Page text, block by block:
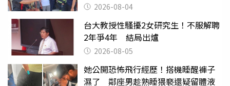
2026-08-04
台大教授性騷擾2女研究生！不服解聘
2年爭4年 結局出爐
2026-08-05
她公開恐怖飛行經歷！搭機睡醒褲子
濕了 鄰座男趁熟睡猥褻還疑留體液